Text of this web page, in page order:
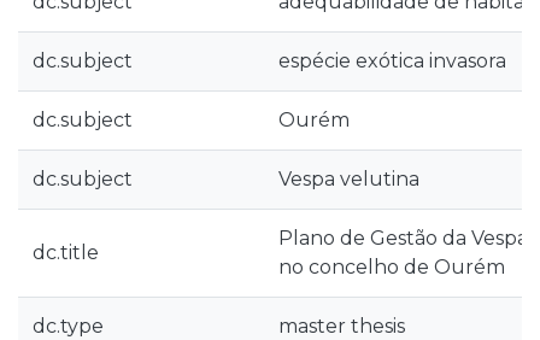
dc.subject espécie exótica invasora
dc.subject Ourém
dc.subject Vespa velutina
dc.title
Plano de Gestão da
no concelho de Ourém
dc.type master thesis